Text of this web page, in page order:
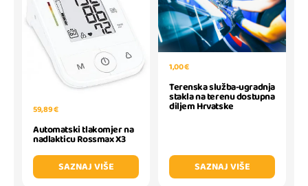
59,89 €
Automatski tlakomjer na
nadlakticu Rossmax X3
SAZNAJ VIŠE
1,00 €
Terenska služba-ugradnja
stakla na terenu dostupna
diljem Hrvatske
SAZNAJ VIŠE